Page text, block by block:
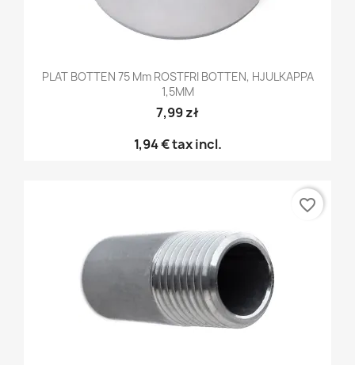
PLAT BOTTEN 75 Mm ROSTFRI BOTTEN, HJULKAPPA
1,5MM
7,99 zł
1,94 €tax incl.
favorite_border